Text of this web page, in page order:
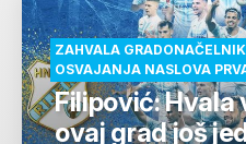
ZAHVALA
OSVAJANJA NASLOVA
Filipović: Hvala
ovaj grad još